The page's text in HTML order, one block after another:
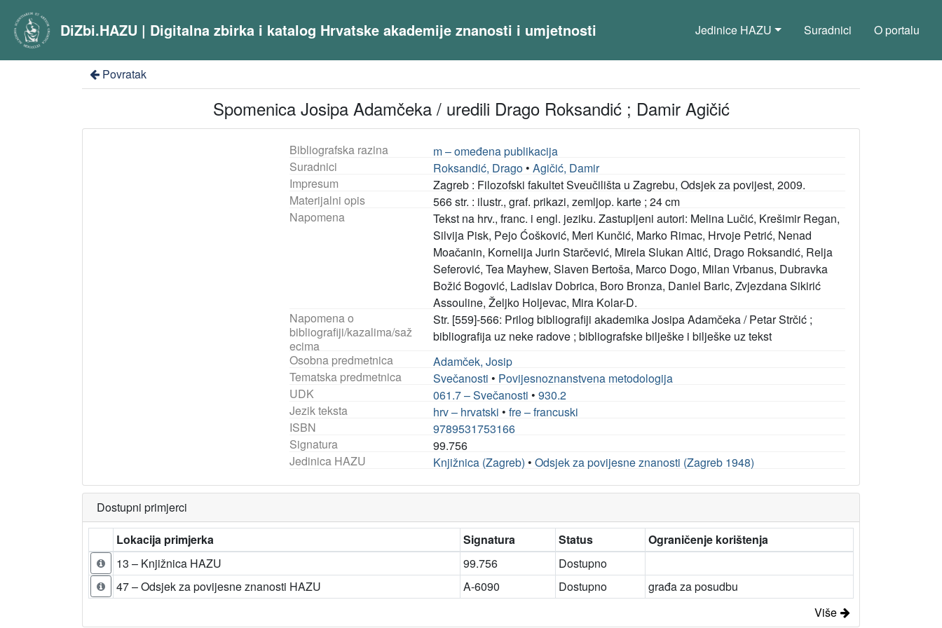
DiZbi.HAZU | Digitalna zbirka i katalog Hrvatske akademije znanosti i umjetnosti Jedinice HAZU Suradnici O portalu
Povratak
Spomenica Josipa Adamčeka / uredili Drago Roksandić ; Damir Agičić
Bibliografska razina
m – omeđena publikacija
Suradnici
Roksandić, Drago •Agičić, Damir
Impresum
Zagreb : Filozofski fakultet Sveučilišta u Zagrebu, Odsjek za povijest, 2009.
Materijalni opis
566 str. : ilustr., graf. prikazi, zemljop. karte ; 24 cm
Napomena
Tekst na hrv., franc. i engl. jeziku. Zastupljeni autori: Melina Lučić, Krešimir Regan,
Silvija Pisk, Pejo Ćošković, Meri Kunčić, Marko Rimac, Hrvoje Petrić, Nenad
Moačanin, Kornelija Jurin Starčević, Mirela Slukan Altić, Drago Roksandić, Relja
Seferović, Tea Mayhew, Slaven Bertoša, Marco Dogo, Milan Vrbanus, Dubravka
Božić Bogović, Ladislav Dobrica, Boro Bronza, Daniel Baric, Zvjezdana Sikirić
Assouline, Željko Holjevac, Mira Kolar-D.
Napomena o
bibliografiji/kazalima/saž
ecima
Str. [559]-566: Prilog bibliografiji akademika Josipa Adamčeka / Petar Strčić ;
bibliografija uz neke radove ; bibliografske bilješke i bilješke uz tekst
Osobna predmetnica
Adamček, Josip
Tematska predmetnica
Svečanosti • Povijesnoznanstvena metodologija
UDK
061.7 – Svečanosti •930.2
Jezik teksta
hrv – hrvatski •fre – francuski
ISBN
9789531753166
Signatura
99.756
Jedinica HAZU
Knjižnica (Zagreb) •Odsjek za povijesne znanosti (Zagreb 1948)
Dostupni primjerci
Lokacija primjerka
Signatura Status
Ograničenje korištenja
13 – Knjižnica HAZU
99.756
Dostupno
47 – Odsjek za povijesne znanosti HAZU
A-6090 Dostupno
građa za posudbu
Više